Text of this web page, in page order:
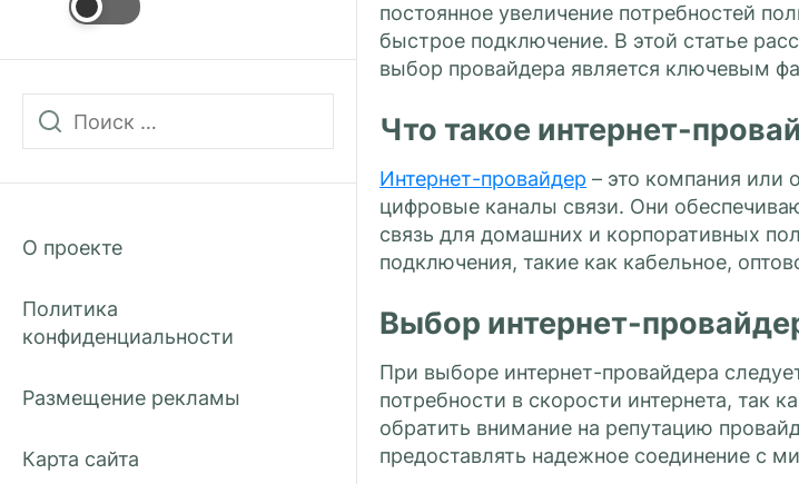
О проекте
Политика
конфиденциальности
Размещение рекламы
Карта сайта
постоянное увеличение потребностей
быстрое подключение. В этой статье
выбор провайдера является ключевым
Что такое интернет-
Интернет-провайдер – это компания или
цифровые каналы связи. Они
связь для домашних и корпоративных
подключения, такие как кабельное,
Выбор интернет-
При выборе интернет-провайдера
потребности в скорости интернета, так
обратить внимание на репутацию
предоставлять надежное соединение с